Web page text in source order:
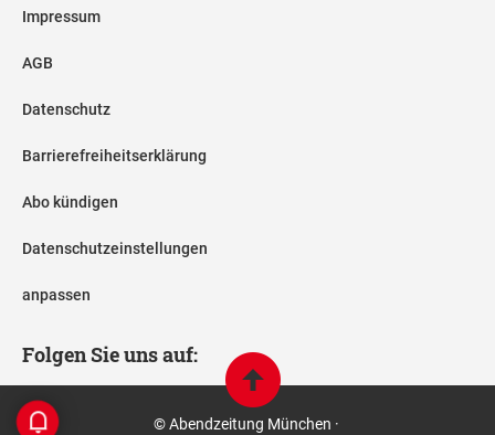
Impressum
AGB
Datenschutz
Barrierefreiheitserklärung
Abo kündigen
Datenschutzeinstellungen
anpassen
Folgen Sie uns auf:
© Abendzeitung München ·